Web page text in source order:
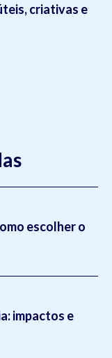
criativas e
escolher o
impactos e